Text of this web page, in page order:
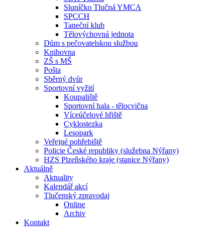
Sluníčko Tlučná YMCA
SPCCH
Taneční klub
Tělovýchovná jednota
Dům s pečovatelskou službou
Knihovna
ZŠ s MŠ
Pošta
Sběrný dvůr
Sportovní vyžití
Koupaliště
Sportovní hala - tělocvična
Víceúčelové hřiště
Cyklostezka
Lesopark
Veřejné pohřebiště
Policie České republiky (služebna Nýřany)
HZS Plzeňského kraje (stanice Nýřany)
Aktuálně
Aktuality
Kalendář akcí
Tlučenský zpravodaj
Online
Archiv
Kontakt